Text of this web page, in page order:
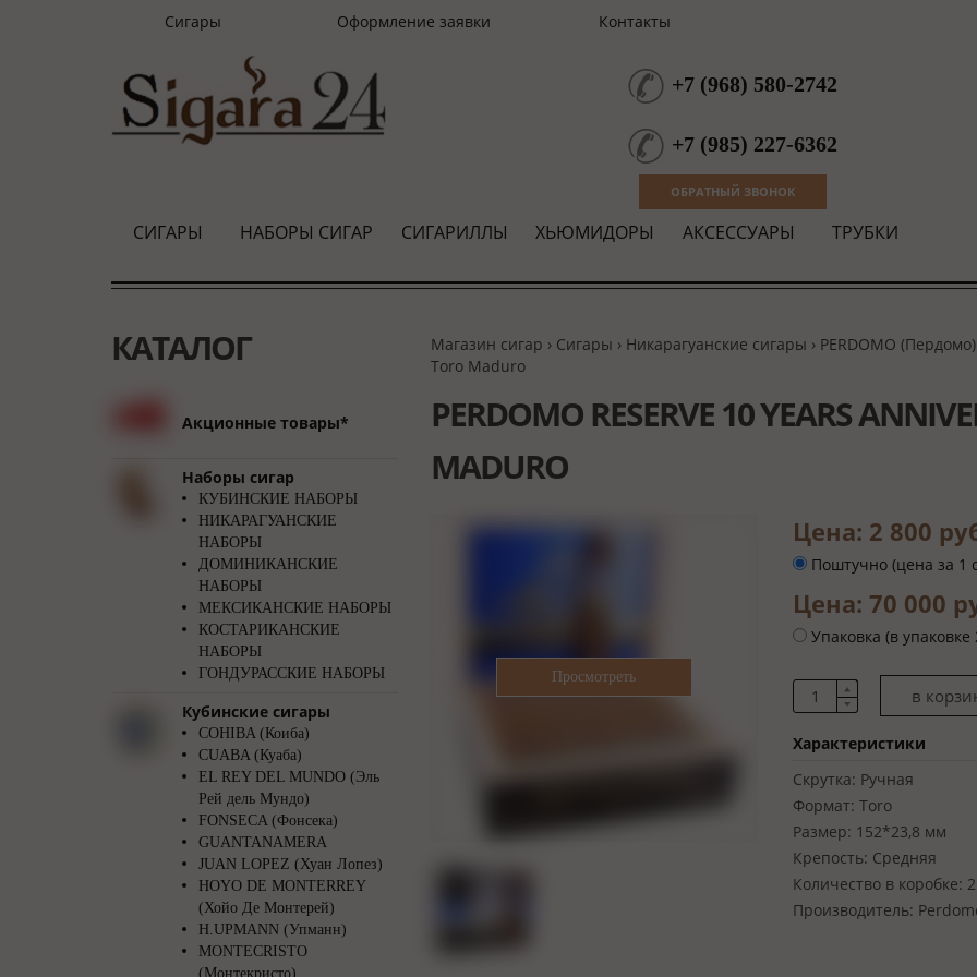
Сигары Оформление заявки Контакты
+7 (968) 580-2742
+7 (985) 227-6362
ОБРАТНЫЙ ЗВОНОК
СИГАРЫ НАБОРЫ СИГАР СИГАРИЛЛЫ ХЬЮМИДОРЫ АКСЕССУАРЫ ТРУБКИ
КАТАЛОГ
Акционные товары*
Наборы сигар
КУБИНСКИЕ НАБОРЫ
НИКАРАГУАНСКИЕ
НАБОРЫ
ДОМИНИКАНСКИЕ
НАБОРЫ
МЕКСИКАНСКИЕ НАБОРЫ
КОСТАРИКАНСКИЕ
НАБОРЫ
ГОНДУРАССКИЕ НАБОРЫ
Кубинские сигары
COHIBA (Коиба)
CUABA (Куаба)
EL REY DEL MUNDO (Эль
Рей дель Мундо)
FONSECA (Фонсека)
GUANTANAMERA
JUAN LOPEZ (Хуан Лопез)
HOYO DE MONTERREY
(Хойо Де Монтерей)
H.UPMANN (Упманн)
MONTECRISTO
(Монтекристо)
Магазин сигар › Сигары › Никарагуанские сигары › PERDOMO (Пердомо)
Toro Maduro
PERDOMO RESERVE 10 YEARS
MADURO
Цена: 2 800
Поштучно (цена за 1
Цена: 70 000
Упаковка (в упаковке
Характеристики
Скрутка: Ручная
Формат: Toro
Размер: 152*23,8 мм
Крепость: Средняя
Количество в коробке:
Производитель: